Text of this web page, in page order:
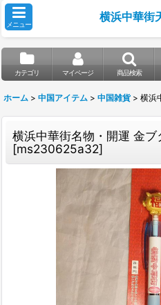
メニュー
横浜中華街
カテゴリ マイページ 商品検索
ホーム > 中国アイテム > 中国雑貨 > 横浜
横浜中華街名物・開運 金ブ
[ms230625a32]